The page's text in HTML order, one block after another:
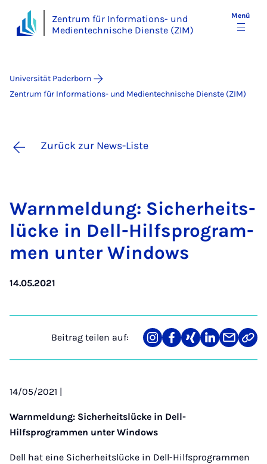
Zentrum für Informations- und
Medientechnische Dienste (ZIM)
Menü
Universität Paderborn
Zentrum für Informations- und Medientechnische Dienste (ZIM)
Zurück zur News-Liste
Warn­mel­dung: Si­cher­heits­
lü­cke in Dell-Hilfs­pro­gram­
men un­ter Win­dows
14.05.2021
Beitrag teilen auf:
Teilen
auf
Teilen
auf
Teilen
auf
Teilen
auf
Teilen
über
Link
14/05/2021 |
Warnmeldung: Sicherheitslücke in Dell-
Hilfsprogrammen unter Windows
Dell hat eine Sicherheitslücke in Dell-Hilfsprogrammen